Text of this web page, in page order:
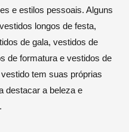
e estilos pessoais. Alguns
longos de festa,
de gala, vestidos de
de formatura e vestidos de
tem suas próprias
destacar a beleza e